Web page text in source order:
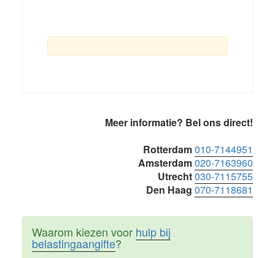
Meer informatie? Bel ons direct!
Rotterdam010-7144951
Amsterdam020-7163960
Utrecht030-7115755
Den Haag 070-7118681
Waarom kiezen voor hulp bij
belastingaangifte?